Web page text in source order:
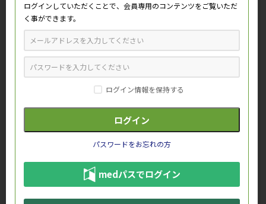
血小板
ログインしていただくことで、会員専用のコンテンツをご覧いただ
く事ができます。
ログイン情報を保持する
パスワードをお忘れの方
medパスでログイン